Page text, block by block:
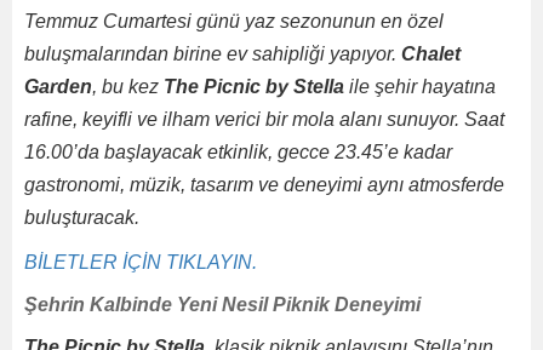
Temmuz Cumartesi günü yaz sezonunun en özel
buluşmalarından birine ev sahipliği yapıyor. Chalet
Garden, bu kez The Picnic by Stella ile şehir hayatına
rafine, keyifli ve ilham verici bir mola alanı sunuyor. Saat
16.00’da başlayacak etkinlik, gecce 23.45’e kadar
gastronomi, müzik, tasarım ve deneyimi aynı atmosferde
buluşturacak.
BİLETLER İÇİN TIKLAYIN.
Şehrin Kalbinde Yeni Nesil Piknik Deneyimi